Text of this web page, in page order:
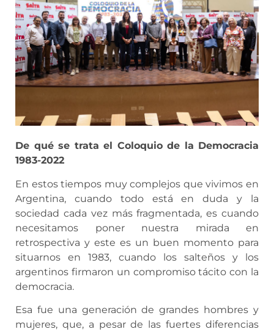
De qué se trata el Coloquio de la Democracia
1983-2022
En estos tiempos muy complejos que vivimos en
Argentina, cuando todo está en duda y la
sociedad cada vez más fragmentada, es cuando
necesitamos poner nuestra mirada en
retrospectiva y este es un buen momento para
situarnos en 1983, cuando los salteños y los
argentinos firmaron un compromiso tácito con la
democracia.
Esa fue una generación de grandes hombres y
mujeres, que, a pesar de las fuertes diferencias